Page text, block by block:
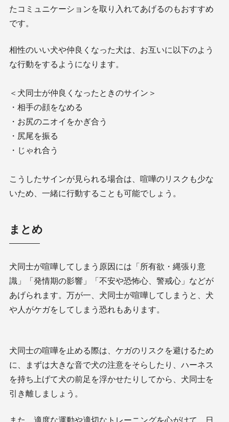
たコミュニケーションを取り入れてあげるのもおすすめ
です。
相性のいい犬や仲良くなった犬は、お互いに以下のよう
な行動をするようになります。
＜犬同士が仲良くなったときのサイン＞
・相手の顔をなめる
・お尻のニオイをかぎ合う
・尻尾を振る
・じゃれ合う
こうしたサインが見られる場合は、喧嘩のリスクも少な
いため、一緒に行動することも可能でしょう。
まとめ
犬同士が喧嘩してしまう原因には「所有欲・縄張り意
識」「発情期の影響」「不安や恐怖心、警戒心」などが
あげられます。万が一、犬同士が喧嘩してしまうと、犬
や人がケガをしてしまう恐れもあります。
犬同士の喧嘩を止める際は、ケガのリスクを避けるため
に、まずは大きな音で犬の注意をそらしたり、ハーネス
を持ち上げて犬の前足を浮かせたりしてから、犬同士を
引き離しましょう。
また、適度な運動や適切なトレーニングを心がけて、日